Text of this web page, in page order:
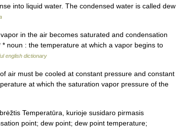
into liquid water. The condensed water is called dew
in the air becomes saturated and condensation
noun : the temperature at which a vapor begins to
english dictionary
air must be cooled at constant pressure and constant
at which the saturation vapor pressure of the
Temperatūra, kurioje susidaro pirmasis
point; dew point; dew point temperature;